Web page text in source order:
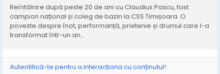
Reîntâlnire după peste 20 de ani cu Claudius Pascu, fost
campion național și coleg de bazin la CSS Timișoara. O
poveste despre înot, performanță, prietenie și drumul care l-a
transformat într-un an…
Autentifică-te pentru a interacționa cu conținutul!